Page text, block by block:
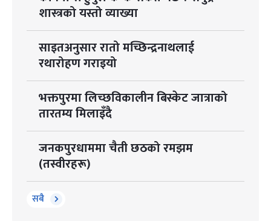
शास्त्रको यस्तो व्याख्या
साइतअनुसार रातो मच्छिन्द्रनाथलाई
रथारोहण गराइयो
भक्तपुरमा लिच्छविकालीन बिस्केट जात्राको
तारतम्य मिलाइँदै
जनकपुरधाममा चैती छठको रमझम
(तस्वीरहरू)
सबै